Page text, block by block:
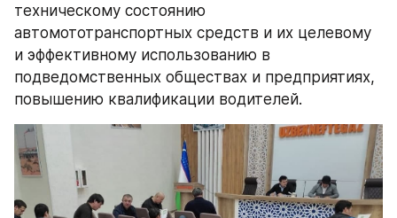
техническому состоянию
автомототранспортных средств и их целевому
и эффективному использованию в
подведомственных обществах и предприятиях,
повышению квалификации водителей.